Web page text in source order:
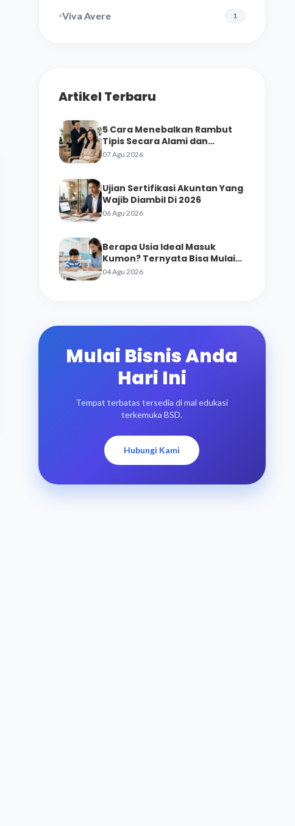
Viva Avere 1
Artikel Terbaru
5 Cara Menebalkan Rambut
Tipis Secara Alami dan
Perawatan Salon
07 Agu 2026
Ujian Sertifikasi Akuntan Yang
Wajib Diambil Di 2026
06 Agu 2026
Berapa Usia Ideal Masuk
Kumon? Ternyata Bisa Mulai
dari Prasekolah
04 Agu 2026
Mulai Bisnis Anda
Hari Ini
Tempat terbatas tersedia di mal edukasi
terkemuka BSD.
Hubungi Kami